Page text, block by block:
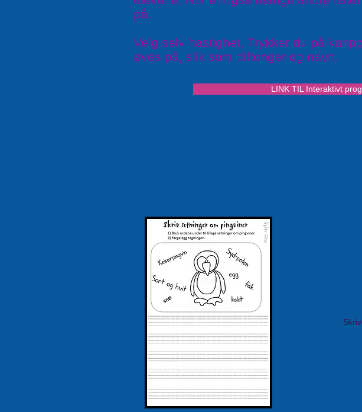
på.
Velg selv hastighet, Trykker du på
øves på, slik som diftonger og navn.
LINK TIL Interaktivt